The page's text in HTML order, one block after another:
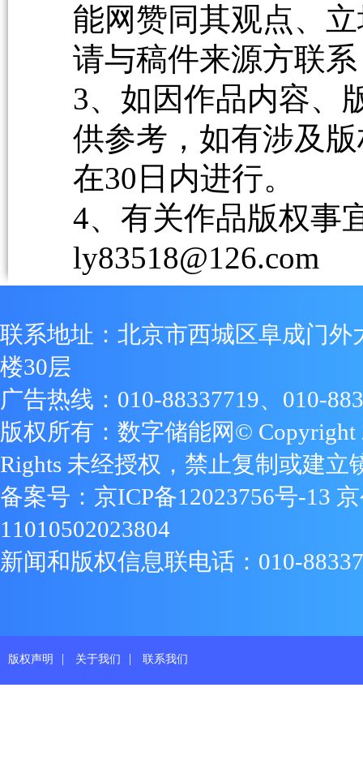
能网赞同其观点、
请与稿件来源方联
3、如因作品内容、
供参考，如有涉及
在30日内进行。
4、有关作品版权事
ly83518@126.com
联系地址：北京市西城区阜成门外
楼30层
广告热线：010-88337719、010-
版权所有：数字储能网© Copyright
Rights 未经授权，禁止复制或建立
备案号： 京ICP备12023756号-13
11010502023804
新闻和版权信息联电话：010-
版权声明 | 关于我们 | 联系我们